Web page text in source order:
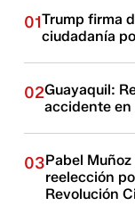
01Trump firma
ciudadanía
02Guayaquil:
accidente en
03Pabel
reelección
Revolución